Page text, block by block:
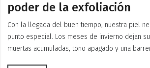
poder de la exfoliación
Con la llegada del buen tiempo, nuestra piel
punto especial. Los meses de invierno dejan
muertas acumuladas, tono apagado y una